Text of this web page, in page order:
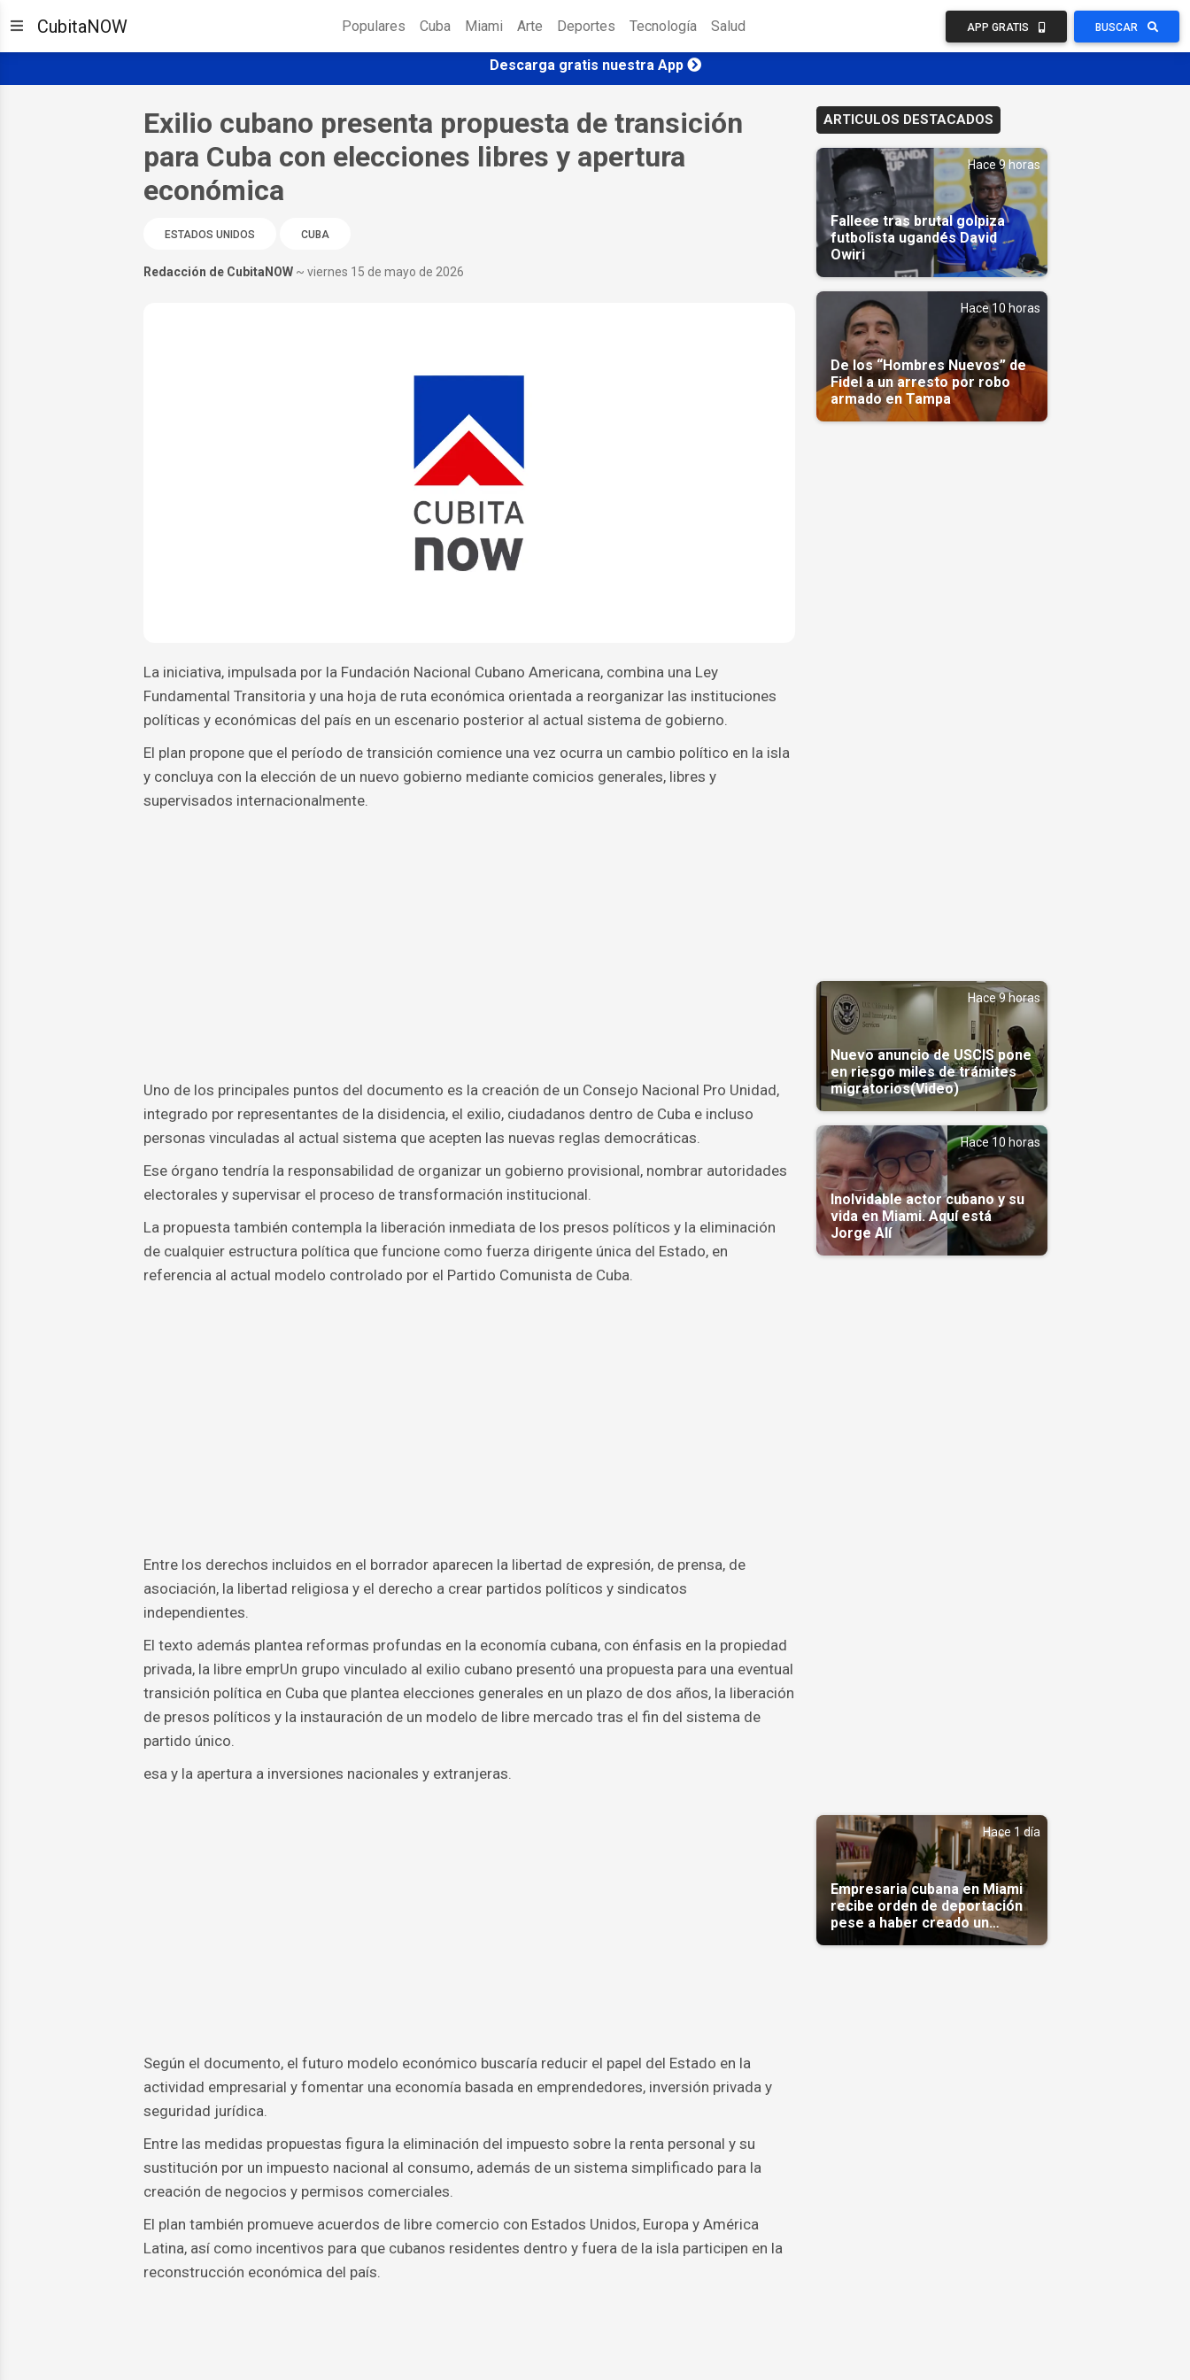
CubitaNOW Populares Cuba Miami Arte Deportes Tecnología Salud APP GRATIS BUSCAR
Descarga gratis nuestra App
Exilio cubano presenta propuesta de transición
para Cuba con elecciones libres y apertura
económica
ESTADOS UNIDOS CUBA
Redacción de CubitaNOW ~ viernes 15 de mayo de 2026
La iniciativa, impulsada por la Fundación Nacional Cubano Americana, combina una Ley
Fundamental Transitoria y una hoja de ruta económica orientada a reorganizar las instituciones
políticas y económicas del país en un escenario posterior al actual sistema de gobierno.
El plan propone que el período de transición comience una vez ocurra un cambio político en la isla
y concluya con la elección de un nuevo gobierno mediante comicios generales, libres y
supervisados internacionalmente.
Uno de los principales puntos del documento es la creación de un Consejo Nacional Pro Unidad,
integrado por representantes de la disidencia, el exilio, ciudadanos dentro de Cuba e incluso
personas vinculadas al actual sistema que acepten las nuevas reglas democráticas.
Ese órgano tendría la responsabilidad de organizar un gobierno provisional, nombrar autoridades
electorales y supervisar el proceso de transformación institucional.
La propuesta también contempla la liberación inmediata de los presos políticos y la eliminación
de cualquier estructura política que funcione como fuerza dirigente única del Estado, en
referencia al actual modelo controlado por el Partido Comunista de Cuba.
Entre los derechos incluidos en el borrador aparecen la libertad de expresión, de prensa, de
asociación, la libertad religiosa y el derecho a crear partidos políticos y sindicatos
independientes.
El texto además plantea reformas profundas en la economía cubana, con énfasis en la propiedad
privada, la libre emprUn grupo vinculado al exilio cubano presentó una propuesta para una eventual
transición política en Cuba que plantea elecciones generales en un plazo de dos años, la liberación
de presos políticos y la instauración de un modelo de libre mercado tras el fin del sistema de
partido único.
esa y la apertura a inversiones nacionales y extranjeras.
Según el documento, el futuro modelo económico buscaría reducir el papel del Estado en la
actividad empresarial y fomentar una economía basada en emprendedores, inversión privada y
seguridad jurídica.
Entre las medidas propuestas figura la eliminación del impuesto sobre la renta personal y su
sustitución por un impuesto nacional al consumo, además de un sistema simplificado para la
creación de negocios y permisos comerciales.
El plan también promueve acuerdos de libre comercio con Estados Unidos, Europa y América
Latina, así como incentivos para que cubanos residentes dentro y fuera de la isla participen en la
reconstrucción económica del país.
ARTICULOS DESTACADOS
Hace 9 horas
Fallece tras brutal golpiza
futbolista ugandés David
Owiri
Hace 10 horas
De los “Hombres Nuevos” de
Fidel a un arresto por robo
armado en Tampa
Hace 9 horas
Nuevo anuncio de USCIS pone
en riesgo miles de trámites
migratorios(Video)
Hace 10 horas
Inolvidable actor cubano y su
vida en Miami. Aquí está
Jorge Alí
Hace 1 día
Empresaria cubana en Miami
recibe orden de deportación
pese a haber creado un